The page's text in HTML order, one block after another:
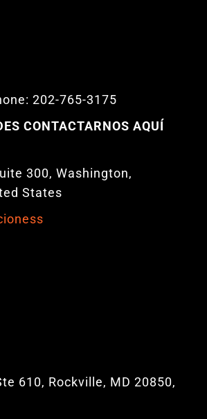
202-765-3175
CONTACTARNOS AQUÍ
300, Washington,
States
610, Rockville, MD 20850,